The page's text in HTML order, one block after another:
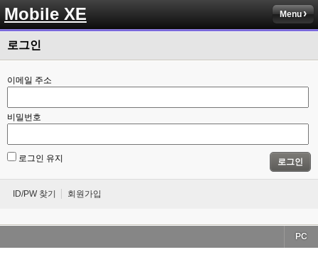
Mobile XE Menu
로그인
이메일 주소
비밀번호
로그인 유지 로그인
ID/PW 찾기 회원가입
PC